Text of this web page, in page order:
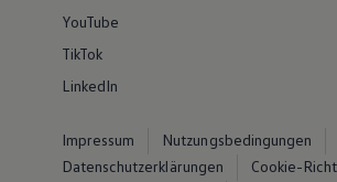
YouTube
TikTok
LinkedIn
Impressum
Nutzungsbedingungen
Datenschutzerklärungen
Cookie-